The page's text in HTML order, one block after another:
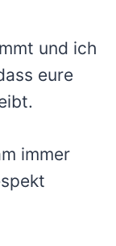
und ich
eure
immer